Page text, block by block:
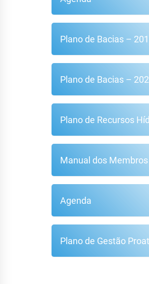
Plano de Bacias –
Plano de Bacias –
Plano de Recursos
Manual dos Membros
Agenda
Plano de Gestão